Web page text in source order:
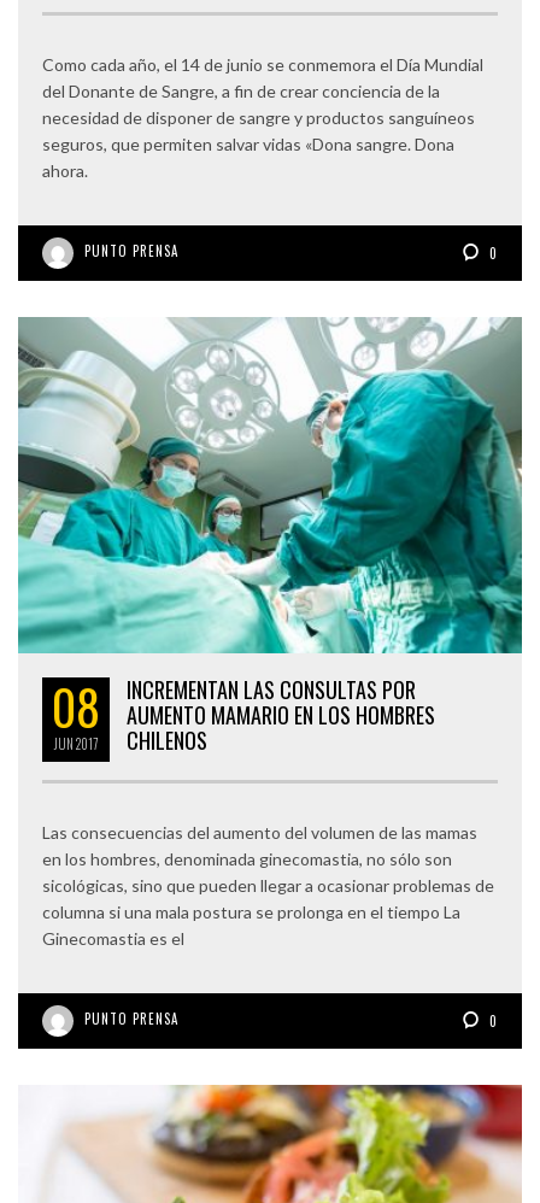
Como cada año, el 14 de junio se conmemora el Día Mundial
del Donante de Sangre, a fin de crear conciencia de la
necesidad de disponer de sangre y productos sanguíneos
seguros, que permiten salvar vidas «Dona sangre. Dona
ahora.
PUNTO PRENSA 0
08
JUN2017
INCREMENTAN LAS CONSULTAS POR
AUMENTO MAMARIO EN LOS HOMBRES
CHILENOS
Las consecuencias del aumento del volumen de las mamas
en los hombres, denominada ginecomastia, no sólo son
sicológicas, sino que pueden llegar a ocasionar problemas de
columna si una mala postura se prolonga en el tiempo La
Ginecomastia es el
PUNTO PRENSA 0